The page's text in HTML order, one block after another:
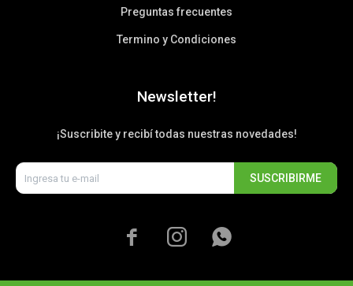
Preguntas frecuentes
Termino y Condiciones
Newsletter!
¡Suscribite y recibí todas nuestras novedades!
SUSCRIBIRME
  